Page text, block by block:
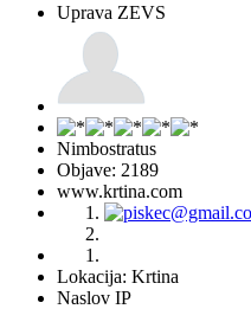
Uprava ZEVS
Nimbostratus
Objave: 2189
www.krtina.com
Lokacija: Krtina
Naslov IP